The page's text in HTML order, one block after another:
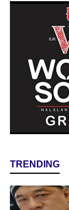
TRENDING